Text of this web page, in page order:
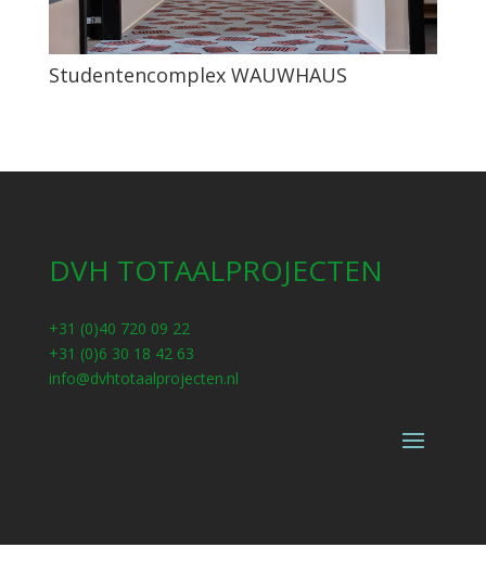
Studentencomplex WAUWHAUS
DVH TOTAALPROJECTEN
+31 (0)40 720 09 22
+31 (0)6 30 18 42 63
info@dvhtotaalprojecten.nl